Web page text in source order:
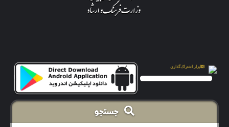
جستجو